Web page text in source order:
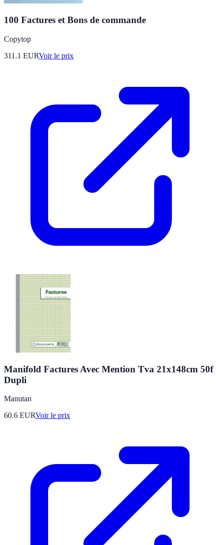
100 Factures et Bons de commande
Copytop
311.1 EURVoir le prix
Manifold Factures Avec Mention Tva 21x148cm 50f
Dupli
Manutan
60.6 EURVoir le prix